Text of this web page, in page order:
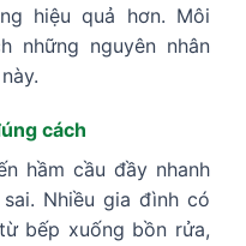
hiệu quả hơn. Môi
những nguyên nhân
cách
hầm cầu đầy nhanh
Nhiều gia đình có
bếp xuống bồn rửa,